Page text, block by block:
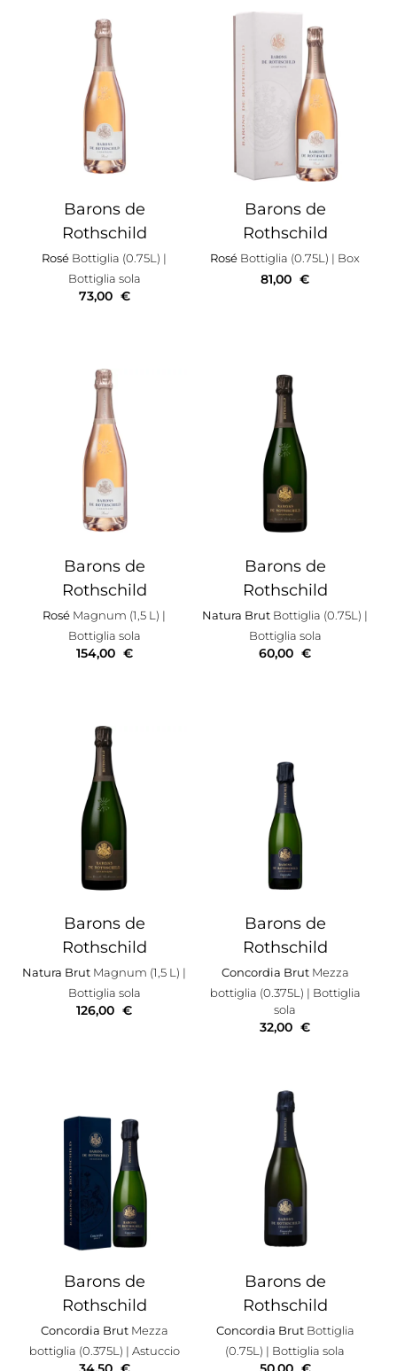
Barons de
Rothschild
Rosé Bottiglia (0.75L) |
Bottiglia sola
73,00 €
Barons de
Rothschild
Rosé Bottiglia (0.75L) | Box
81,00 €
Barons de
Rothschild
Rosé Magnum (1,5 L) |
Bottiglia sola
154,00 €
Barons de
Rothschild
Natura Brut Bottiglia (0.75L) |
Bottiglia sola
60,00 €
Barons de
Rothschild
Natura Brut Magnum (1,5 L) |
Bottiglia sola
126,00 €
Barons de
Rothschild
Concordia Brut Mezza
bottiglia (0.375L) | Bottiglia
sola
32,00 €
Barons de
Rothschild
Concordia Brut Mezza
bottiglia (0.375L) | Astuccio
Barons de
Rothschild
Concordia BrutBottiglia
(0.75L) | Bottiglia sola